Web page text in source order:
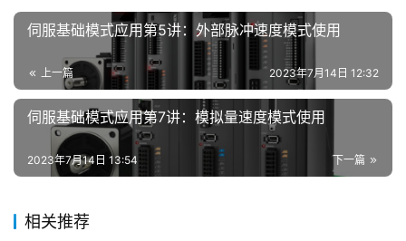
络
课
专
题
问
社
登录 注册
伺服基础模式应用第5讲：外部脉冲速度模式使用
上一篇 2023年7月14日 12:32
伺服基础模式应用第7讲：模拟量速度模式使用
下一篇
2023年7月14日 13:54
相关推荐